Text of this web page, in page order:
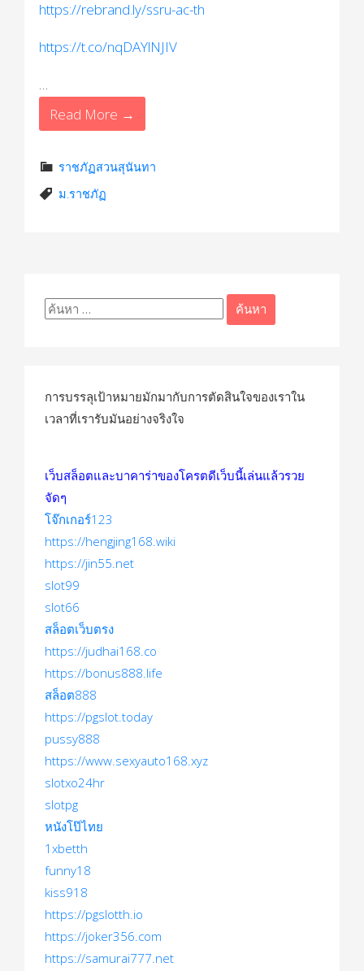
https://rebrand.ly/ssru-ac-th
https://t.co/nqDAYlNJIV
…
Read More →
ราชภัฏสวนสุนันทา
ม.ราชภัฏ
ค้นหา
การบรรลุเป้าหมายมักมากับการตัดสินใจของเราใน
เวลาที่เรารับมันอย่างจริงใจ
เว็บสล็อตและบาคาร่าของโครตดีเว็บนี้เล่นแล้วรวย
จัดๆ
โจ๊กเกอร์123
https://hengjing168.wiki
https://jin55.net
slot99
slot66
สล็อตเว็บตรง
https://judhai168.co
https://bonus888.life
สล็อต888
https://pgslot.today
pussy888
https://www.sexyauto168.xyz
slotxo24hr
slotpg
หนังโป๊ไทย
1xbetth
funny18
kiss918
https://pgslotth.io
https://joker356.com
https://samurai777.net